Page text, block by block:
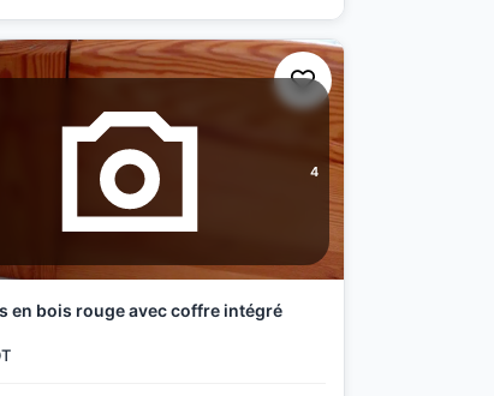
4
en bois rouge avec coffre intégré